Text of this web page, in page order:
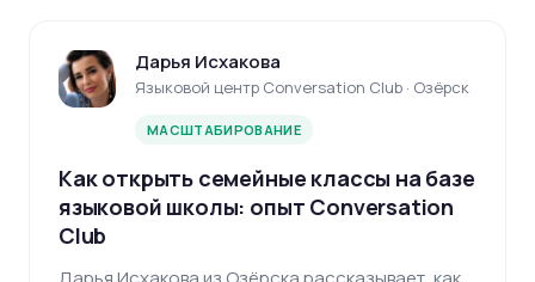
Дарья Исхакова
Языковой центр Conversation Club · Озёрск
МАСШТАБИРОВАНИЕ
Как открыть семейные классы на базе
языковой школы: опыт Conversation
Club